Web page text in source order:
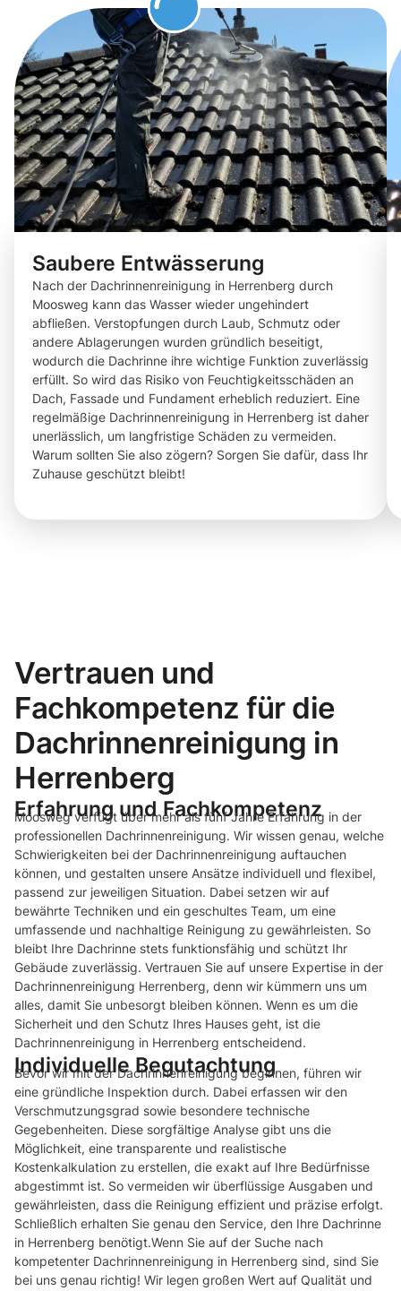
Saubere Entwässerung
Nach der Dachrinnenreinigung in Herrenberg durch
Moosweg kann das Wasser wieder ungehindert
abfließen. Verstopfungen durch Laub, Schmutz oder
andere Ablagerungen wurden gründlich beseitigt,
wodurch die Dachrinne ihre wichtige Funktion zuverlässig
erfüllt. So wird das Risiko von Feuchtigkeitsschäden an
Dach, Fassade und Fundament erheblich reduziert. Eine
regelmäßige Dachrinnenreinigung in Herrenberg ist daher
unerlässlich, um langfristige Schäden zu vermeiden.
Warum sollten Sie also zögern? Sorgen Sie dafür, dass Ihr
Zuhause geschützt bleibt!
Vertrauen und
Fachkompetenz für die
Dachrinnenreinigung in
Herrenberg
Erfahrung und Fachkompetenz
Moosweg verfügt über mehr als fünf Jahre Erfahrung in der
professionellen Dachrinnenreinigung. Wir wissen genau, welche
Schwierigkeiten bei der Dachrinnenreinigung auftauchen
können, und gestalten unsere Ansätze individuell und flexibel,
passend zur jeweiligen Situation. Dabei setzen wir auf
bewährte Techniken und ein geschultes Team, um eine
umfassende und nachhaltige Reinigung zu gewährleisten. So
bleibt Ihre Dachrinne stets funktionsfähig und schützt Ihr
Gebäude zuverlässig. Vertrauen Sie auf unsere Expertise in der
Dachrinnenreinigung Herrenberg, denn wir kümmern uns um
alles, damit Sie unbesorgt bleiben können. Wenn es um die
Sicherheit und den Schutz Ihres Hauses geht, ist die
Dachrinnenreinigung in Herrenberg entscheidend.
Individuelle Begutachtung
Bevor wir mit der Dachrinnenreinigung beginnen, führen wir
eine gründliche Inspektion durch. Dabei erfassen wir den
Verschmutzungsgrad sowie besondere technische
Gegebenheiten. Diese sorgfältige Analyse gibt uns die
Möglichkeit, eine transparente und realistische
Kostenkalkulation zu erstellen, die exakt auf Ihre Bedürfnisse
abgestimmt ist. So vermeiden wir überflüssige Ausgaben und
gewährleisten, dass die Reinigung effizient und präzise erfolgt.
Schließlich erhalten Sie genau den Service, den Ihre Dachrinne
in Herrenberg benötigt.Wenn Sie auf der Suche nach
kompetenter Dachrinnenreinigung in Herrenberg sind, sind Sie
bei uns genau richtig! Wir legen großen Wert auf Qualität und